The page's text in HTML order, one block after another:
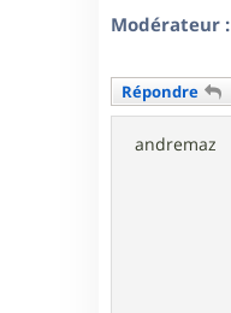
Modérateur :
Répondre
andremaz